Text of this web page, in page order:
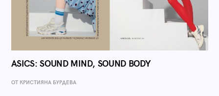
ASICS: SOUND MIND, SOUND BODY
ОТ КРИСТИЯНА БУРДЕВА